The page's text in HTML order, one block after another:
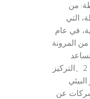
من
التي
في عام
من المرونة
العارضين في الوصول إلى جمهور أوسع. 2、التركيز
عن